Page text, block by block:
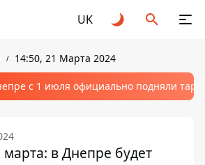
UK
14:50, 21 Марта 2024
с 1 июля официально подняли
в Днепре будет